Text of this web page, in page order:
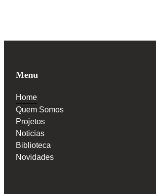
Menu
Home
Quem Somos
Projetos
Noticias
Biblioteca
Novidades